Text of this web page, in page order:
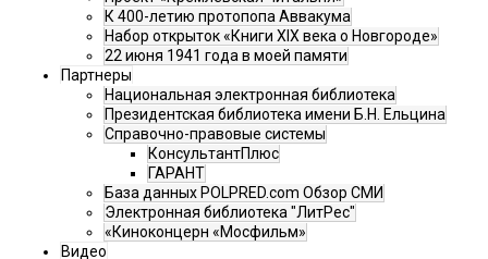
К 400-летию протопопа Аввакума
Набор открыток «Книги XIX века о Новгороде»
22 июня 1941 года в моей памяти
Партнеры
Национальная электронная библиотека
Президентская библиотека имени Б.Н. Ельцина
Справочно-правовые системы
КонсультантПлюс
ГАРАНТ
База данных POLPRED.com Обзор СМИ
Электронная библиотека "ЛитРес"
«Киноконцерн «Мосфильм»
Видео